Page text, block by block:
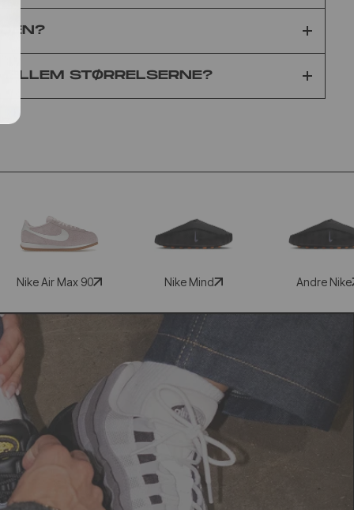
STØRRELSERNE?
Nike Air Max 90 Nike Mind Andre Nike